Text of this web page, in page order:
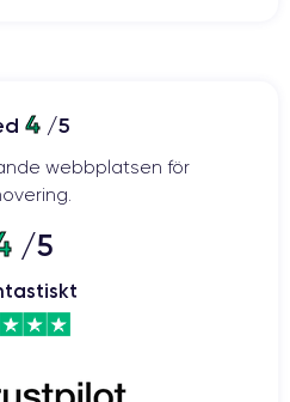
4 /5
webbplatsen för
/5